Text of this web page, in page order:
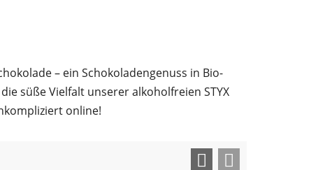
– ein Schokoladengenuss in Bio-
süße Vielfalt unserer alkoholfreien STYX
online!